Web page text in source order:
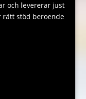
och levererar just
rätt stöd beroende